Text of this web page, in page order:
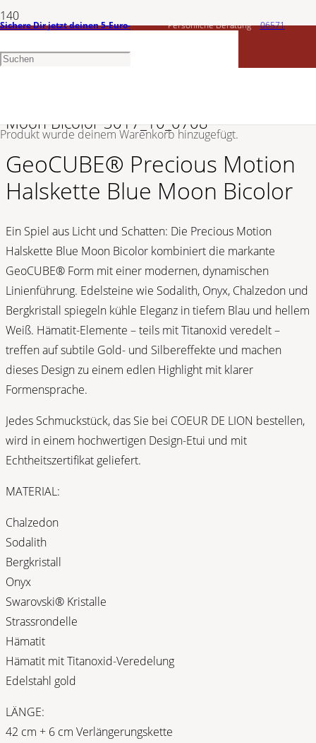
Sichere Dir jetzt deinen 5-Euro-
Gutschein
Persönliche Beratung 06571
Produktwurde deinem Warenkorb hinzugefügt.
Moon Bicolor 3017_10_0708
GeoCUBE® Precious Motion
Halskette Blue Moon Bicolor
Ein Spiel aus Licht und Schatten: Die Precious Motion
Halskette Blue Moon Bicolor kombiniert die markante
GeoCUBE® Form mit einer modernen, dynamischen
Linienführung. Edelsteine wie Sodalith, Onyx, Chalzedon und
Bergkristall spiegeln kühle Eleganz in tiefem Blau und hellem
Weiß. Hämatit-Elemente – teils mit Titanoxid veredelt –
treffen auf subtile Gold- und Silbereffekte und machen
dieses Design zu einem edlen Highlight mit klarer
Formensprache.
Jedes Schmuckstück, das Sie bei COEUR DE LION bestellen,
wird in einem hochwertigen Design-Etui und mit
Echtheitszertifikat geliefert.
MATERIAL:
Chalzedon
Sodalith
Bergkristall
Onyx
Swarovski® Kristalle
Strassrondelle
Hämatit
Hämatit mit Titanoxid-Veredelung
Edelstahl gold
LÄNGE:
42 cm + 6 cm Verlängerungskette